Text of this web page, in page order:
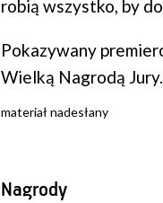
robią wszystko, by
Pokazywany
Wielką Nagrodą
materiał nadesłany
Nagrody